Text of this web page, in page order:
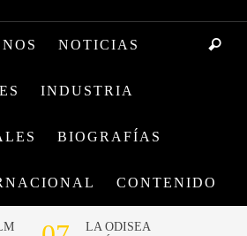
NOTICIAS
INDUSTRIA
BIOGRAFÍAS
CONTENIDO